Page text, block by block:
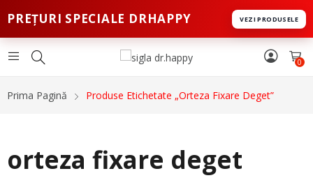
PREȚURI SPECIALE DRHAPPY VEZI PRODUSELE
0
Prima Pagină Produse Etichetate „orteza Fixare Deget”
orteza fixare deget